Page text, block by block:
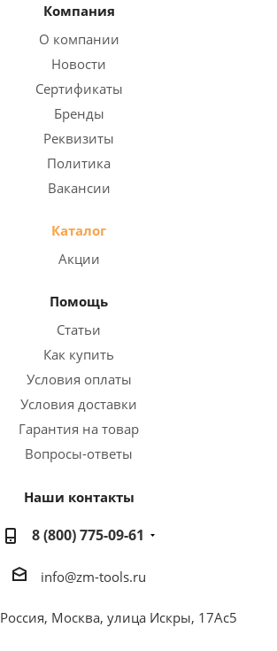
Компания
О компании
Новости
Сертификаты
Бренды
Реквизиты
Политика
Вакансии
Каталог
Акции
Помощь
Статьи
Как купить
Условия оплаты
Условия доставки
Гарантия на товар
Вопросы-ответы
Наши контакты
8 (800) 775-09-61
info@zm-tools.ru
Россия, Москва, улица Искры, 17Ас5